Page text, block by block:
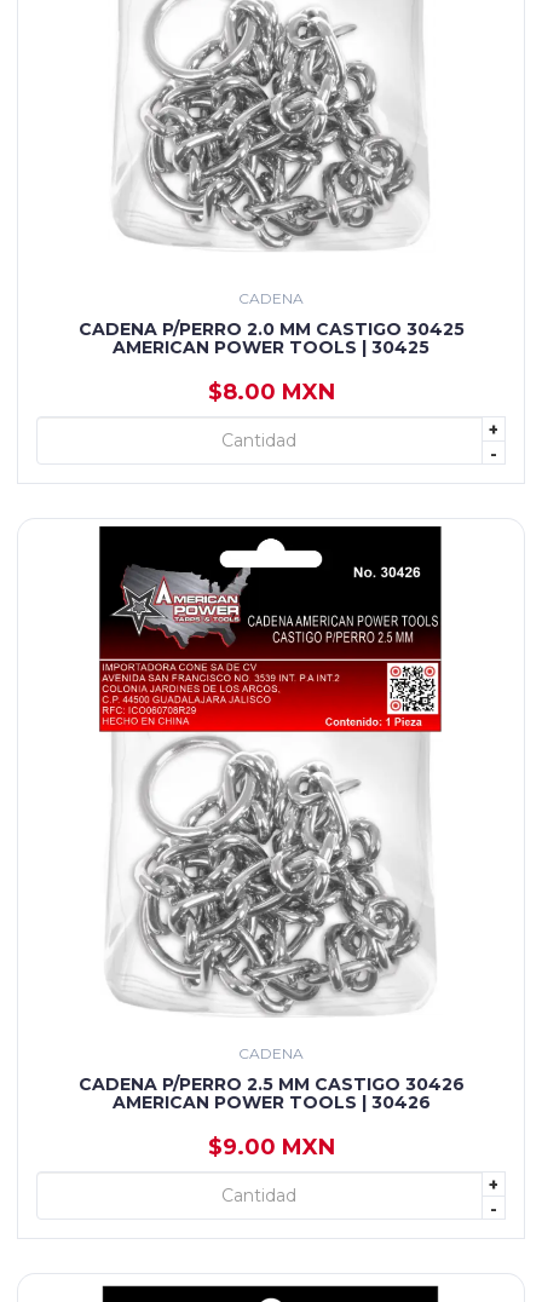
CADENA
CADENA P/PERRO 2.0 MM CASTIGO 30425
AMERICAN POWER TOOLS | 30425
$8.00 MXN
+
-
+ AGREGAR
CADENA
CADENA P/PERRO 2.5 MM CASTIGO 30426
AMERICAN POWER TOOLS | 30426
$9.00 MXN
+
-
+ AGREGAR